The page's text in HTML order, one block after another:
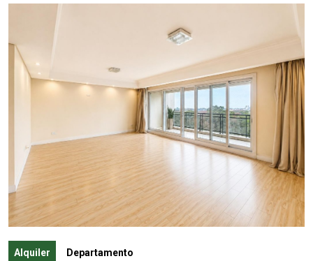
Alquiler Departamento